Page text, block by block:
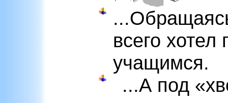
всего
учащимся.
...А под